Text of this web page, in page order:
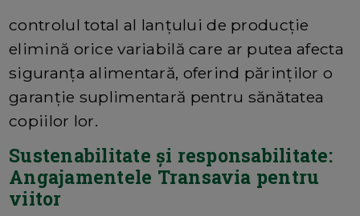
controlul total al lanțului de producție
elimină orice variabilă care ar putea afecta
siguranța alimentară, oferind părinților o
garanție suplimentară pentru sănătatea
copiilor lor.
Sustenabilitate și responsabilitate:
Angajamentele Transavia pentru
viitor